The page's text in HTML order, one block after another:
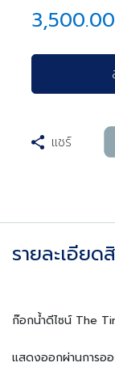
แชร์
รายละเอียด
ก๊อกน้ำดีไซน์ The
แสดงออกผ่านการอ